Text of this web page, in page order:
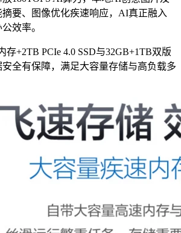
要、图像优化疾速响应，AI真正融入
效率。
存+2TB PCIe 4.0 SSD与32GB+1TB双版
全有保障，满足大容量存储与高负载多